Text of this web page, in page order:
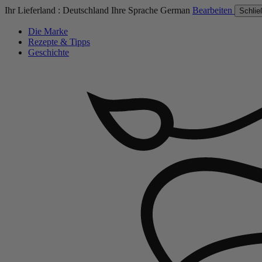
Ihr Lieferland : Deutschland Ihre Sprache German Bearbeiten
Die Marke
Rezepte & Tipps
Geschichte